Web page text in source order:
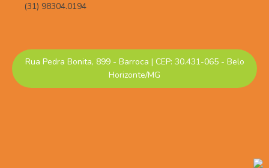
(31) 98304.0194
Rua Pedra Bonita, 899 - Barroca | CEP: 30.431-065 - Belo
Horizonte/MG